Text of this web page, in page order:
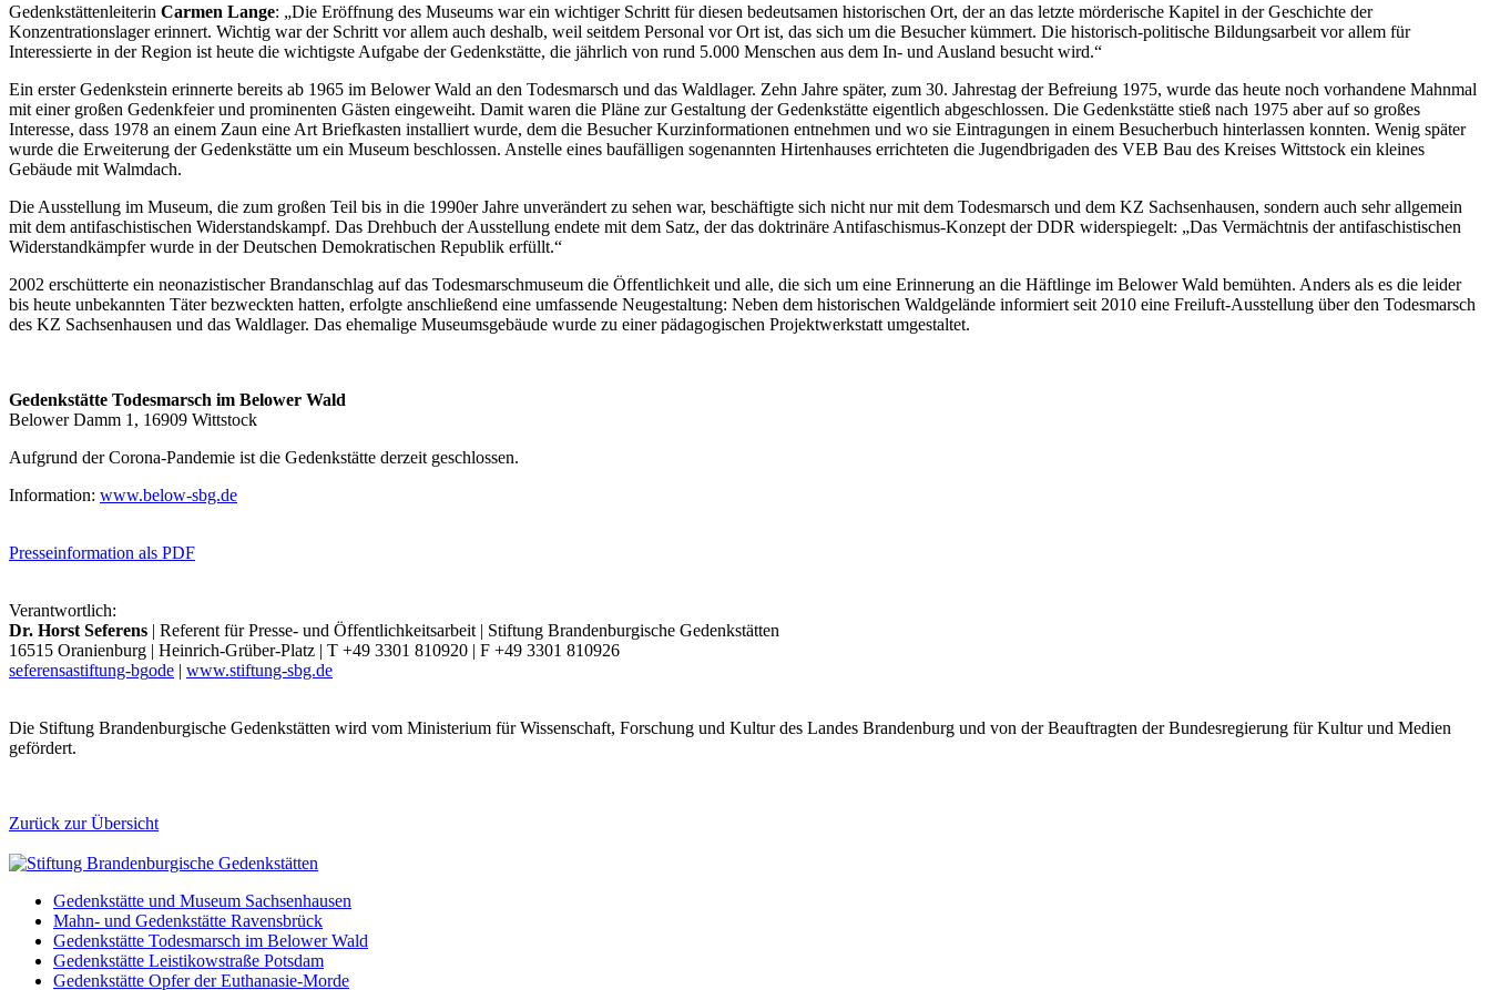
Gedenkstättenleiterin Carmen Lange: „Die Eröffnung des Museums war ein wichtiger Schritt für diesen bedeutsamen historischen Ort, der an das letzte mörderische Kapitel in der Geschichte der
Konzentrationslager erinnert. Wichtig war der Schritt vor allem auch deshalb, weil seitdem Personal vor Ort ist, das sich um die Besucher kümmert. Die historisch-politische Bildungsarbeit vor allem für
Interessierte in der Region ist heute die wichtigste Aufgabe der Gedenkstätte, die jährlich von rund 5.000 Menschen aus dem In- und Ausland besucht wird.“
Ein erster Gedenkstein erinnerte bereits ab 1965 im Belower Wald an den Todesmarsch und das Waldlager. Zehn Jahre später, zum 30. Jahrestag der Befreiung 1975, wurde das heute noch vorhandene Mahnmal
mit einer großen Gedenkfeier und prominenten Gästen eingeweiht. Damit waren die Pläne zur Gestaltung der Gedenkstätte eigentlich abgeschlossen. Die Gedenkstätte stieß nach 1975 aber auf so großes
Interesse, dass 1978 an einem Zaun eine Art Briefkasten installiert wurde, dem die Besucher Kurzinformationen entnehmen und wo sie Eintragungen in einem Besucherbuch hinterlassen konnten. Wenig später
wurde die Erweiterung der Gedenkstätte um ein Museum beschlossen. Anstelle eines baufälligen sogenannten Hirtenhauses errichteten die Jugendbrigaden des VEB Bau des Kreises Wittstock ein kleines
Gebäude mit Walmdach.
Die Ausstellung im Museum, die zum großen Teil bis in die 1990er Jahre unverändert zu sehen war, beschäftigte sich nicht nur mit dem Todesmarsch und dem KZ Sachsenhausen, sondern auch sehr allgemein
mit dem antifaschistischen Widerstandskampf. Das Drehbuch der Ausstellung endete mit dem Satz, der das doktrinäre Antifaschismus-Konzept der DDR widerspiegelt: „Das Vermächtnis der antifaschistischen
Widerstandkämpfer wurde in der Deutschen Demokratischen Republik erfüllt.“
2002 erschütterte ein neonazistischer Brandanschlag auf das Todesmarschmuseum die Öffentlichkeit und alle, die sich um eine Erinnerung an die Häftlinge im Belower Wald bemühten. Anders als es die leider
bis heute unbekannten Täter bezweckten hatten, erfolgte anschließend eine umfassende Neugestaltung: Neben dem historischen Waldgelände informiert seit 2010 eine Freiluft-Ausstellung über den Todesmarsch
des KZ Sachsenhausen und das Waldlager. Das ehemalige Museumsgebäude wurde zu einer pädagogischen Projektwerkstatt umgestaltet.
Gedenkstätte Todesmarsch im Belower Wald
Belower Damm 1, 16909 Wittstock
Aufgrund der Corona-Pandemie ist die Gedenkstätte derzeit geschlossen.
Information: www.below-sbg.de
Presseinformation als PDF
Verantwortlich:
Dr. Horst Seferens | Referent für Presse- und Öffentlichkeitsarbeit | Stiftung Brandenburgische Gedenkstätten
16515 Oranienburg | Heinrich-Grüber-Platz | T +49 3301 810920 | F +49 3301 810926
seferensastiftung-bgode | www.stiftung-sbg.de
Die Stiftung Brandenburgische Gedenkstätten wird vom Ministerium für Wissenschaft, Forschung und Kultur des Landes Brandenburg und von der Beauftragten der Bundesregierung für Kultur und Medien
gefördert.
Zurück zur Übersicht
Gedenkstätte und Museum Sachsenhausen
Mahn- und Gedenkstätte Ravensbrück
Gedenkstätte Todesmarsch im Belower Wald
Gedenkstätte Leistikowstraße Potsdam
Gedenkstätte Opfer der Euthanasie-Morde